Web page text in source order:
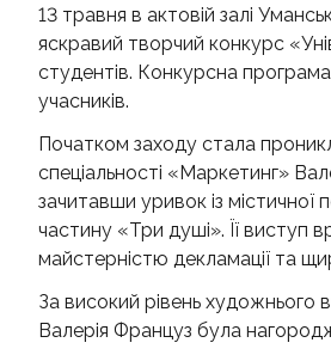
13 травня в актовій залі
яскравий творчий конкурс
студентів. Конкурсна
учасників.
Початком заходу стала
спеціальності «Маркетинг»
зачитавши уривок із
частину «Три душі». Її виступ
майстерністю декламації та
За високий рівень художнього
Валерія Француз була